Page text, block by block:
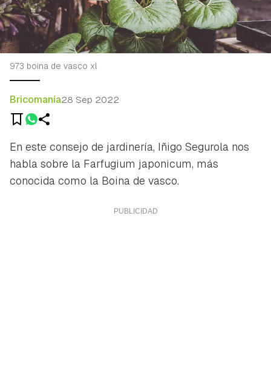
973 boina de vasco xl
Bricomanía28 Sep 2022
En este consejo de jardinería, Iñigo Segurola nos
habla sobre la Farfugium japonicum, más
conocida como la Boina de vasco.